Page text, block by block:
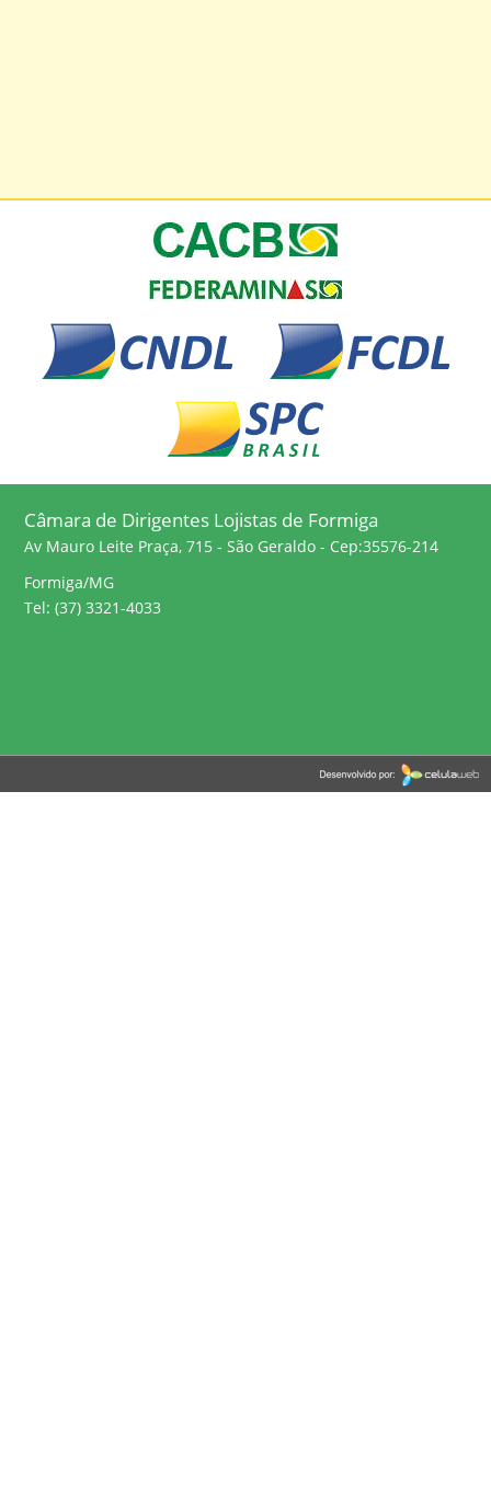
Câmara de Dirigentes Lojistas de Formiga
Av Mauro Leite Praça, 715 - São Geraldo - Cep:35576-214
Formiga/MG
Tel: (37) 3321-4033